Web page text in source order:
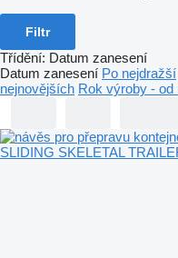
Filtr
Třídění: Datum zanesení
Datum zanesení Po nejdražší
nejnovějších Rok výroby - od